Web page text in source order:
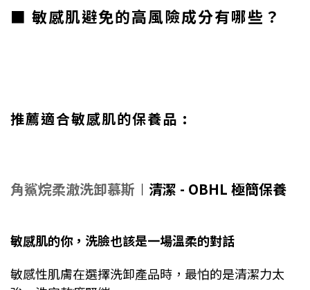
■ 敏感肌避免的高風險成分有哪些？
推薦適合敏感肌的保養品 :
角鯊烷柔澈洗卸慕斯 ︱ 清潔 - OBHL 極簡保養
敏感肌的你，洗臉也該是一場溫柔的對話
敏感性肌膚在選擇洗卸產品時，最怕的是清潔力太